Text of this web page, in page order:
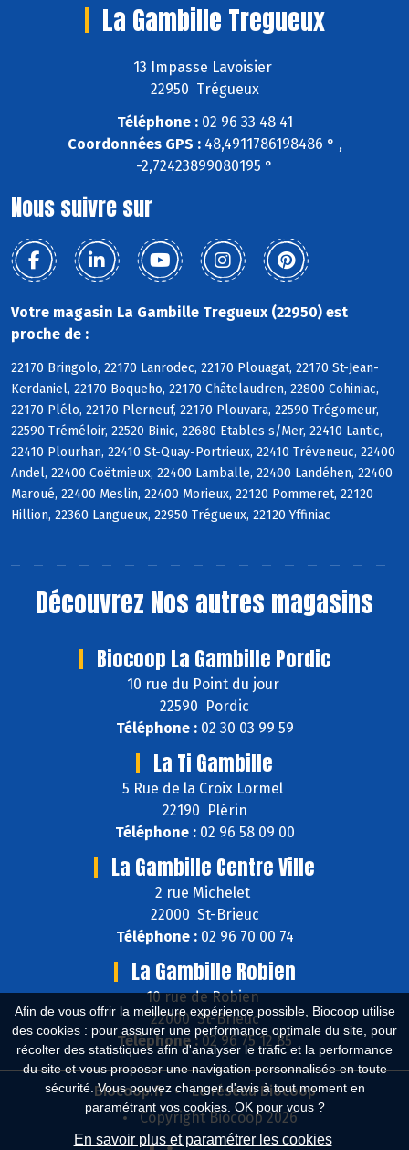
Afin de vous offrir la meilleure expérience possible, Biocoop utilise
des cookies : pour assurer une performance optimale du site, pour
récolter des statistiques afin d'analyser le trafic et la performance
du site et vous proposer une navigation personnalisée en toute
sécurité. Vous pouvez changer d'avis à tout moment en
paramétrant vos cookies. OK pour vous ?
En savoir plus et paramétrer les cookies
La Gambille Tregueux
13 Impasse Lavoisier
22950 Trégueux
Téléphone :02 96 33 48 41
Coordonnées GPS :48,4911786198486 ° ,
-2,72423899080195 °
Nous suivre sur
Votre magasin La Gambille Tregueux (22950) est
proche de :
22170 Bringolo, 22170 Lanrodec, 22170 Plouagat, 22170 St-Jean-
Kerdaniel, 22170 Boqueho, 22170 Châtelaudren, 22800 Cohiniac,
22170 Plélo, 22170 Plerneuf, 22170 Plouvara, 22590 Trégomeur,
22590 Tréméloir, 22520 Binic, 22680 Etables s/Mer, 22410 Lantic,
22410 Plourhan, 22410 St-Quay-Portrieux, 22410 Tréveneuc, 22400
Andel, 22400 Coëtmieux, 22400 Lamballe, 22400 Landéhen, 22400
Maroué, 22400 Meslin, 22400 Morieux, 22120 Pommeret, 22120
Hillion, 22360 Langueux, 22950 Trégueux, 22120 Yffiniac
Découvrez Nos autres magasins
Biocoop La Gambille Pordic
10 rue du Point du jour
22590 Pordic
Téléphone :02 30 03 99 59
La Ti Gambille
5 Rue de la Croix Lormel
22190 Plérin
Téléphone :02 96 58 09 00
La Gambille Centre Ville
2 rue Michelet
22000 St-Brieuc
Téléphone :02 96 70 00 74
La Gambille Robien
10 rue de Robien
22000 St-Brieuc
Téléphone :02 96 75 12 85
Biocoop.fr
Le réseau Biocoop
Copyright Biocoop 2026